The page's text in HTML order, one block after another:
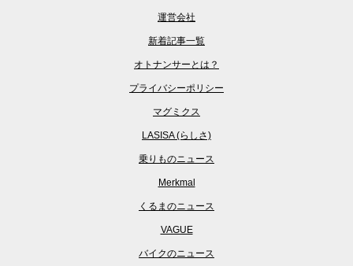
運営会社
新着記事一覧
オトナンサーとは？
プライバシーポリシー
マグミクス
LASISA (らしさ)
乗りものニュース
Merkmal
くるまのニュース
VAGUE
バイクのニュース